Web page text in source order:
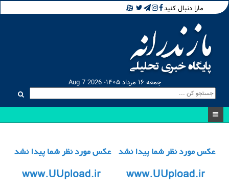
مارا دنبال کنید
جمعه ۱۶ مرداد ۱۴۰۵- Aug 7 2026